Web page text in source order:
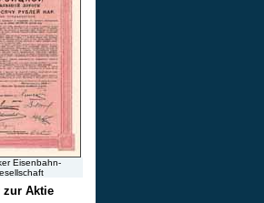
Eisenbahn-
zur Aktie